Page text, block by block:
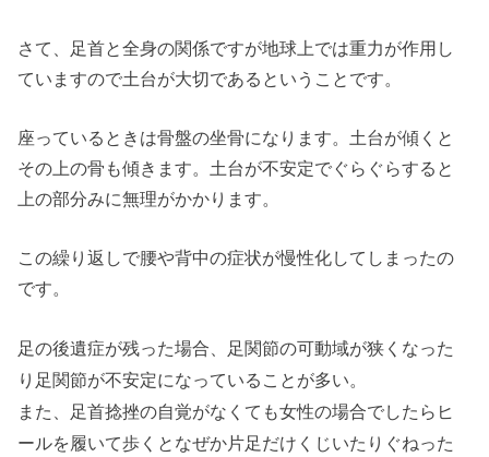
さて、足首と全身の関係ですが地球上では重力が作用し
ていますので土台が大切であるということです。
座っているときは骨盤の坐骨になります。土台が傾くと
その上の骨も傾きます。土台が不安定でぐらぐらすると
上の部分みに無理がかかります。
この繰り返しで腰や背中の症状が慢性化してしまったの
です。
足の後遺症が残った場合、足関節の可動域が狭くなった
り足関節が不安定になっていることが多い。
また、足首捻挫の自覚がなくても女性の場合でしたらヒ
ールを履いて歩くとなぜか片足だけくじいたりぐねった